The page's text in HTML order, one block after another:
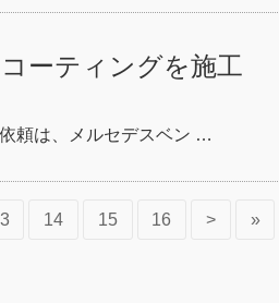
ーティングを施工
頼は、メルセデスベン …
14 15 16 > »